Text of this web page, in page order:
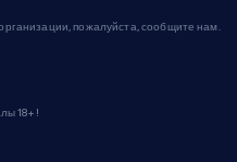
пожалуйста, сообщите нам.
18+!